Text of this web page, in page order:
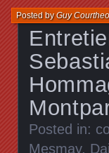
Posted byGuy
Posted in:
Mesmay,